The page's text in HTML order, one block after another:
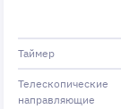
Таймер
Телескопические
направляющие